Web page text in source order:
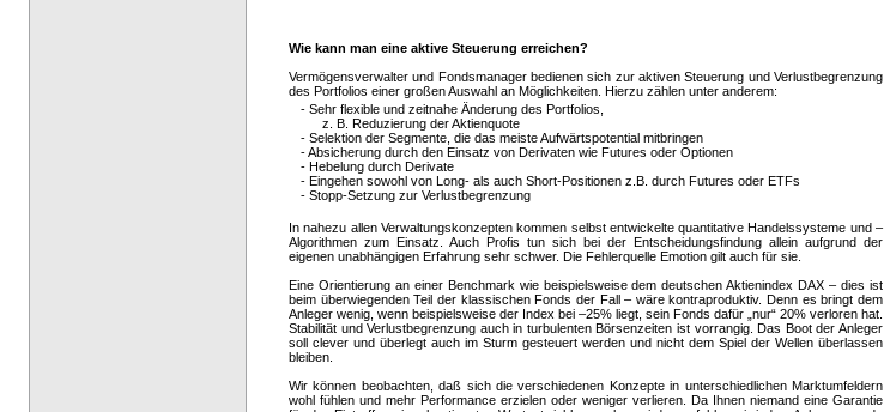
Wie kann man eine aktive Steuerung erreichen?
Vermögensverwalter und Fondsmanager bedienen sich zur aktiven Steuerung und Verlustbegrenzung
des Portfolios einer großen Auswahl an Möglichkeiten. Hierzu zählen unter anderem:
- Sehr flexible und zeitnahe Änderung des Portfolios,
z. B. Reduzierung der Aktienquote
- Selektion der Segmente, die das meiste Aufwärtspotential mitbringen
- Absicherung durch den Einsatz von Derivaten wie Futures oder Optionen
- Hebelung durch Derivate
- Eingehen sowohl von Long- als auch Short-Positionen z.B. durch Futures oder ETFs
- Stopp-Setzung zur Verlustbegrenzung
In nahezu allen Verwaltungskonzepten kommen selbst entwickelte quantitative Handelssysteme und –
Algorithmen zum Einsatz. Auch Profis tun sich bei der Entscheidungsfindung allein aufgrund der
eigenen unabhängigen Erfahrung sehr schwer. Die Fehlerquelle Emotion gilt auch für sie.
Eine Orientierung an einer Benchmark wie beispielsweise dem deutschen Aktienindex DAX – dies ist
beim überwiegenden Teil der klassischen Fonds der Fall – wäre kontraproduktiv. Denn es bringt dem
Anleger wenig, wenn beispielsweise der Index bei –25% liegt, sein Fonds dafür „nur“ 20% verloren hat.
Stabilität und Verlustbegrenzung auch in turbulenten Börsenzeiten ist vorrangig. Das Boot der Anleger
soll clever und überlegt auch im Sturm gesteuert werden und nicht dem Spiel der Wellen überlassen
bleiben.
Wir können beobachten, daß sich die verschiedenen Konzepte in unterschiedlichen Marktumfeldern
wohl fühlen und mehr Performance erzielen oder weniger verlieren. Da Ihnen niemand eine Garantie